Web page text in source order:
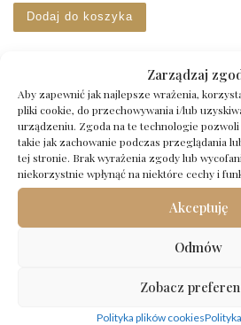
Zarządzaj
Aby zapewnić jak najlepsze wrażenia,
pliki cookie, do przechowywania i/lub
urządzeniu. Zgoda na te technologie
takie jak zachowanie podczas przeglądania
tej stronie. Brak wyrażenia zgody lub
niekorzystnie wpłynąć na niektóre cechy i
Akceptuję
Odmów
Zobacz
Polityka plików cookies
Dodaj do koszyka